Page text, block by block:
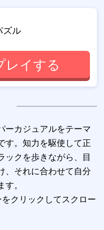
ズル
レイする
カジュアルをテーマ
す。知力を駆使して正
ックを歩きながら、目
、それに合わせて自分
。
クリックしてスクロー